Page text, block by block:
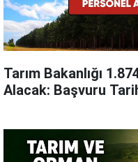
Tarım Bakanlığı
Alacak: Başvuru